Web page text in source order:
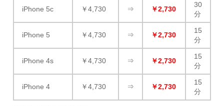
iPhone 5c ￥4,730 ⇒ ￥2,730
30
分
iPhone 5 ￥4,730 ⇒ ￥2,730
15
分
iPhone 4s ￥4,730 ⇒ ￥2,730
15
分
iPhone 4 ￥4,730 ⇒ ￥2,730
15
分